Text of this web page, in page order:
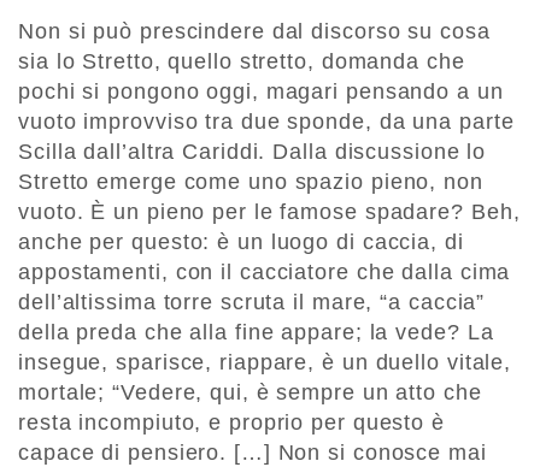
Non si può prescindere dal discorso su cosa
sia lo Stretto, quello stretto, domanda che
pochi si pongono oggi, magari pensando a un
vuoto improvviso tra due sponde, da una parte
Scilla dall’altra Cariddi. Dalla discussione lo
Stretto emerge come uno spazio pieno, non
vuoto. È un pieno per le famose spadare? Beh,
anche per questo: è un luogo di caccia, di
appostamenti, con il cacciatore che dalla cima
dell’altissima torre scruta il mare, “a caccia”
della preda che alla fine appare; la vede? La
insegue, sparisce, riappare, è un duello vitale,
mortale; “Vedere, qui, è sempre un atto che
resta incompiuto, e proprio per questo è
capace di pensiero. […] Non si conosce mai